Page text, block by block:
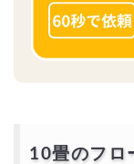
10畳のフロ